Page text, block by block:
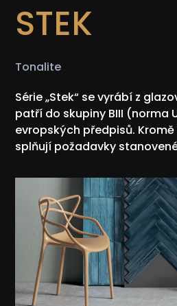
STEK
Tonalite
Série „Stek“ se vyrábí z
patří do skupiny BIII (norma
evropských předpisů.
splňují požadavky